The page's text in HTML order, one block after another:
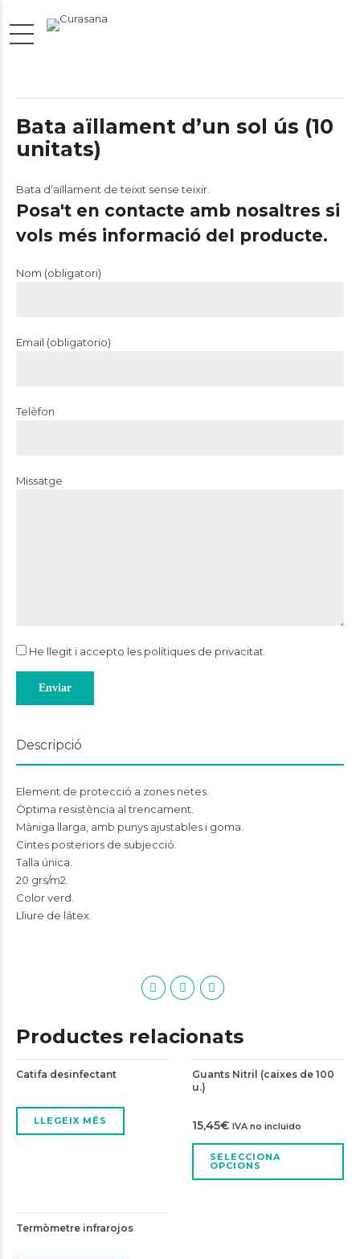
Bata aïllament d’un sol ús (10
unitats)
Bata dʻaïllament de teixit sense teixir.
Posa't en contacte amb nosaltres si
vols més informació del producte.
Nom (obligatori)
Email (obligatorio)
Telèfon
Missatge
He llegit i accepto les polítiques de privacitat
Descripció
Element de protecció a zones netes.
Òptima resistència al trencament.
Màniga llarga, amb punys ajustables i goma.
Cintes posteriors de subjecció.
Talla única.
20 grs/m2.
Color verd.
Lliure de látex.
Productes relacionats
Catifa desinfectant
LLEGEIX MÉS
Guants Nitril (caixes de 100
u.)
15,45€ IVA no incluido
SELECCIONA
OPCIONS
Termòmetre infrarojos